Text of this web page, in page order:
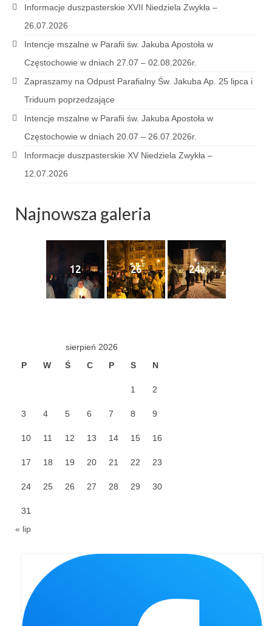
Sakrament małżeństwa
Sakrament kapłaństwa
Galeria
Galerie 2026
Wielki Piątek 03.04.2026
Wielka Sobota 04.04.2026
Godzina Miłosierdzia 12.04.2026
Galerie 2025
Zakończenie Oktawy Bożego Ciała
26.06.2025
Zakończenie oktawy 2023
Informacje duszpasterskie XVII Niedziela Zwykła –
26.07.2026
Intencje mszalne w Parafii św. Jakuba Apostoła w
Częstochowie w dniach 27.07 – 02.08.2026r.
Zapraszamy na Odpust Parafialny Św. Jakuba Ap. 25 lipca i
Triduum poprzedzające
Intencje mszalne w Parafii św. Jakuba Apostoła w
Częstochowie w dniach 20.07 – 26.07.2026r.
Informacje duszpasterskie XV Niedziela Zwykła –
12.07.2026
Najnowsza galeria
12 26 24a
sierpień 2026
P
W Ś C P S N
1 2
3 4 5 6 7 8 9
10 11 12 13 14 15 16
17 18 19 20 21 22 23
24 25 26 27 28 29 30
31
« lip